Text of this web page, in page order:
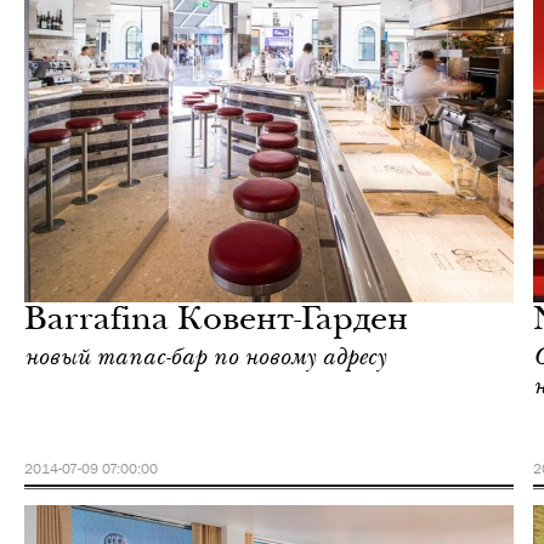
Barrafina Ковент-Гарден
новый тапас-бар по новому адресу
2014-07-09 07:00:00